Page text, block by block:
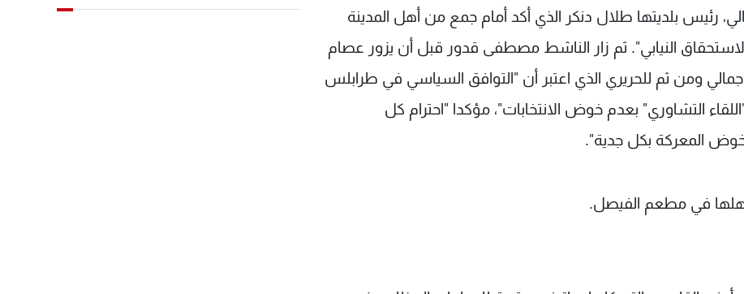
رئيس بلديتها طلال دنكر الذي أكد أمام جمع من أهل المدينة
النيابي". ثم زار الناشط مصطفى قدور قبل أن يزور عصام
ومن ثم للحريري الذي اعتبر أن "التوافق السياسي في طرابلس
التشاوري" بعدم خوض الانتخابات"، مؤكدا "احترام كل
المعركة بكل جدية".
في مطعم الفيصل.